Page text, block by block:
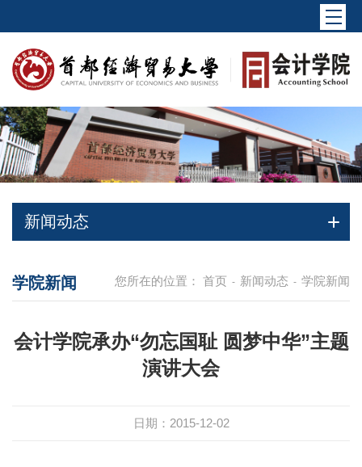
新闻动态
您所在的位置： 首页 - 新闻动态 - 学院新闻
学院新闻
会计学院承办“勿忘国耻 圆梦中华”主题
演讲大会
日期：2015-12-02